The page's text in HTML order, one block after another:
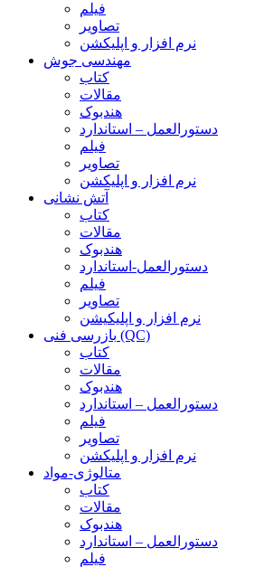
فیلم
تصاویر
نرم افزار و اپلیکشن
مهندسی جوش
کتاب
مقالات
هندبوک
دستورالعمل – استاندارد
فیلم
تصاویر
نرم افزار و اپلیکشن
آتش نشانی
کتاب
مقالات
هندبوک
دستورالعمل-استاندارد
فیلم
تصاویر
نرم افزار و اپلیکیشن
بازرسی فنی (QC)
کتاب
مقالات
هندبوک
دستورالعمل – استاندارد
فیلم
تصاویر
نرم افزار و اپلیکشن
متالوژی-مواد
کتاب
مقالات
هندبوک
دستورالعمل – استاندارد
فیلم